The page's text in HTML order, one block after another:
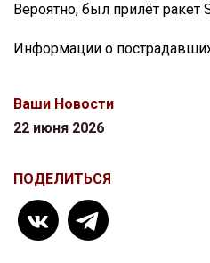
Вероятно, был прилёт ракет
Информации о
Ваши Новости
22 июня 2026
ПОДЕЛИТЬСЯ